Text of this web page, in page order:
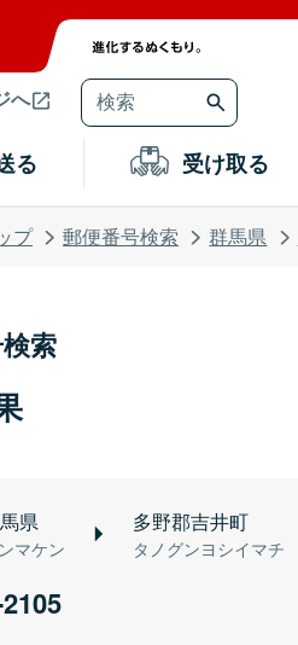
へ
る 受け取る
プ 郵便番号検索 群馬県
索
県
マケン
多野郡吉井町
タノグンヨシイマチ